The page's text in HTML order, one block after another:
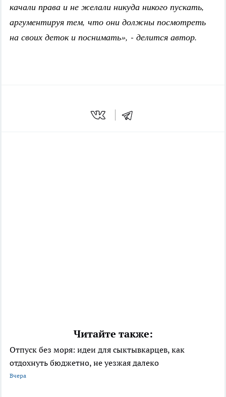
качали права и не желали никуда никого пускать,
аргументируя тем, что они должны посмотреть
на своих деток и поснимать», - делится автор.
Читайте также:
Отпуск без моря: идеи для сыктывкарцев, как
отдохнуть бюджетно, не уезжая далеко
Вчера